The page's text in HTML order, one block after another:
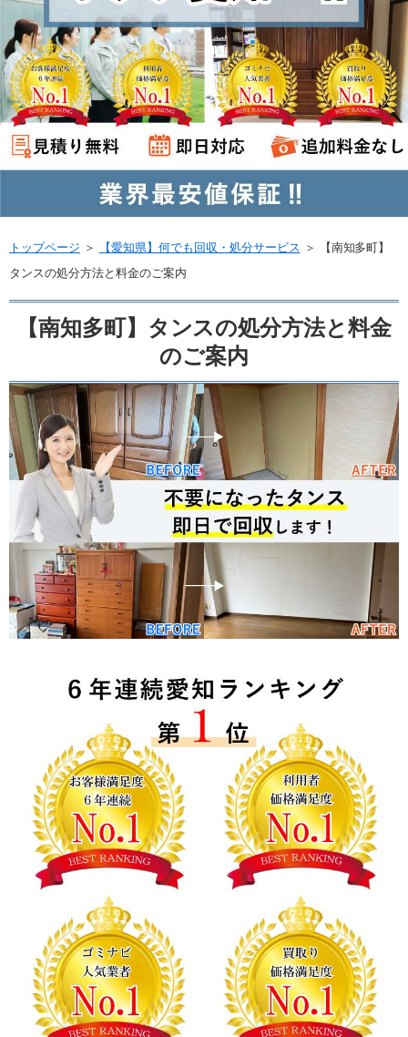
トップページ ＞ 【愛知県】何でも回収・処分サービス ＞
【南知多町】
タンスの処分方法と料金のご案内
【南知多町】タンスの処分方法と料金
のご案内